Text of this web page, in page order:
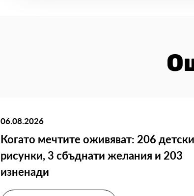
06.08.2026
Когато мечтите оживяват: 206 детски
рисунки, 3 сбъднати желания и 203
изненади